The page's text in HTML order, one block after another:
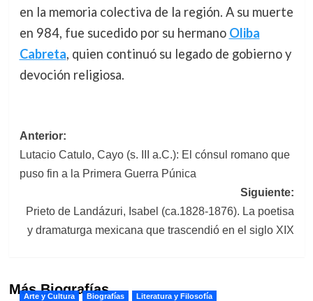
en la memoria colectiva de la región. A su muerte
en 984, fue sucedido por su hermano Oliba
Cabreta, quien continuó su legado de gobierno y
devoción religiosa.
Navegación
de
entradas
Anterior:
Lutacio Catulo, Cayo (s. III a.C.): El cónsul romano que
puso fin a la Primera Guerra Púnica
Siguiente:
Prieto de Landázuri, Isabel (ca.1828-1876). La poetisa
y dramaturga mexicana que trascendió en el siglo XIX
Más Biografías
Arte y Cultura Biografías Literatura y Filosofía